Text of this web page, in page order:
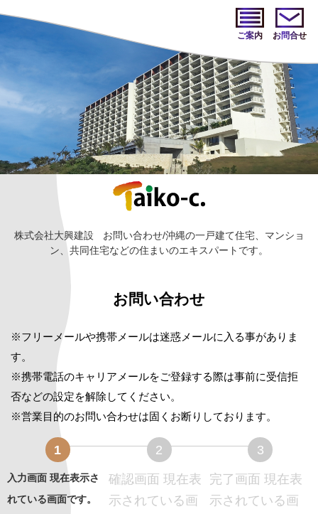
ご案内 お問合せ
株式会社大興建設
お問い合わせ/沖縄の一戸建て住宅、マンショ
ン、共同住宅などの住まいのエキスパートです。
お問い合わせ
※フリーメールや携帯メールは迷惑メールに入る事がありま
す。
※携帯電話のキャリアメールをご登録する際は事前に受信拒
否などの設定を解除してください。
※営業目的のお問い合わせは固くお断りしております。
1
入力画面 現在表示さ
れている画面です。
2
確認画面 現在表
示されている画
3
完了画面現在表
示されている画